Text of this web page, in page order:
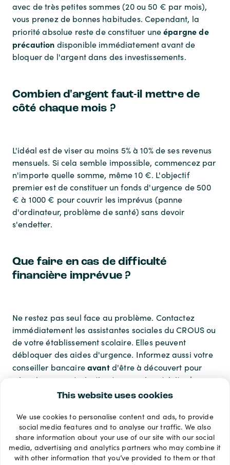
This website uses cookies
We use cookies to personalise content and ads, to provide
social media features and to analyse our traffic. We also
share information about your use of our site with our social
media, advertising and analytics partners who may combine it
with other information that you’ve provided to them or that
avec de très petites sommes (20 ou 50 € par mois),
vous prenez de bonnes habitudes. Cependant, la
priorité absolue reste de constituer uneépargne de
précaution disponible immédiatement avant de
bloquer de l'argent dans des investissements.
Combien d'argent faut-il mettre de
côté chaque mois ?
L'idéal est de viser au moins 5% à 10% de ses revenus
mensuels. Si cela semble impossible, commencez par
n'importe quelle somme, même 10 €. L'objectif
premier est de constituer un fonds d'urgence de 500
€ à 1000 € pour couvrir les imprévus (panne
d'ordinateur, problème de santé) sans devoir
s'endetter.
Que faire en cas de difficulté
financière imprévue ?
Ne restez pas seul face au problème. Contactez
immédiatement les assistantes sociales du CROUS ou
de votre établissement scolaire. Elles peuvent
débloquer des aides d'urgence. Informez aussi votre
conseiller bancaireavantd'être à découvert pour
négocier une autorisation temporaire et éviter les
frais de rejet.
Modes de paiement